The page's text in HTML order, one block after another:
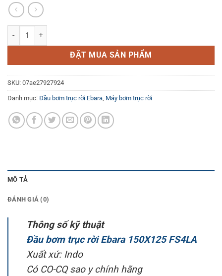
Đầu bơm trục rời Ebara 150X125 FS4LA số lượng
ĐẶT MUA SẢN PHẨM
SKU: 07ae27927924
Danh mục: Đầu bơm trục rời Ebara, Máy bơm trục rời
MÔ TẢ
ĐÁNH GIÁ (0)
Thông số kỹ thuật
Đầu bơm trục rời Ebara 150X125 FS4LA
Xuất xứ: Indo
Có CO-CQ sao y chính hãng